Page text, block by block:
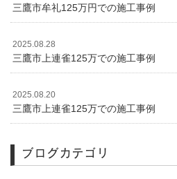
三鷹市牟礼125万円での施工事例
2025.08.28
三鷹市上連雀125万での施工事例
2025.08.20
三鷹市上連雀125万での施工事例
ブログカテゴリ